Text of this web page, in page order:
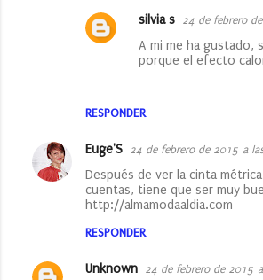
RESPONDER
silvia s 24 de febrero
A mi me ha gustado,
porque el efecto
Euge'S 24 de febrero de 2015 a
Después de ver la cinta
cuentas, tiene que ser muy
http://almamodaaldia.com
RESPONDER
Unknown 24 de febrero de 2015